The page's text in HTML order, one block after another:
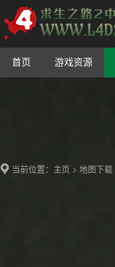
首页 游戏资源
当前位置： 主页 > 地图下载